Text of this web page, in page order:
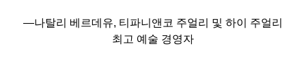
—나탈리 베르데유, 티파니앤코 주얼리 및 하이 주얼리
최고 예술 경영자